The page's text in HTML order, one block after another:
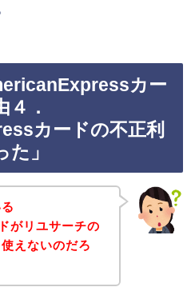
カー
４．
カードの不正利
」
がリユサーチの
えないのだろ